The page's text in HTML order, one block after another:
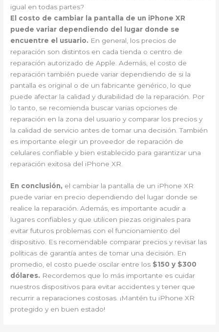
igual en todas partes?
El costo de cambiar la pantalla de un iPhone XR
puede variar dependiendo del lugar donde se
encuentre el usuario. En general, los precios de
reparación son distintos en cada tienda o centro de
reparación autorizado de Apple. Además, el costo de
reparación también puede variar dependiendo de si la
pantalla es original o de un fabricante genérico, lo que
puede afectar la calidad y durabilidad de la reparación. Por
lo tanto, se recomienda buscar varias opciones de
reparación en la zona del usuario y comparar los precios y
la calidad de servicio antes de tomar una decisión. También
es importante elegir un proveedor de reparación de
celulares confiable y bien establecido para garantizar una
reparación exitosa del iPhone XR.
En conclusión, el cambiar la pantalla de un iPhone XR
puede variar en precio dependiendo del lugar donde se
realice la reparación. Además, es importante acudir a
lugares confiables y que utilicen piezas originales para
evitar futuros problemas con el funcionamiento del
dispositivo. Es recomendable comparar precios y revisar las
políticas de garantía antes de tomar una decisión. En
promedio, el costo puede oscilar entre los $150 y $300
dólares. Recordemos que lo más importante es cuidar
nuestros dispositivos para evitar accidentes y tener que
recurrir a reparaciones costosas. ¡Mantén tu iPhone XR
protegido y en buen estado!